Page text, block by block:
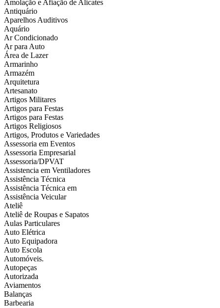
Amolação e Afiação de Alicates
Antiquário
Aparelhos Auditivos
Aquário
Ar Condicionado
Ar para Auto
Área de Lazer
Armarinho
Armazém
Arquitetura
Artesanato
Artigos Militares
Artigos para Festas
Artigos para Festas
Artigos Religiosos
Artigos, Produtos e Variedades
Assessoria em Eventos
Assessoria Empresarial
Assessoria/DPVAT
Assistencia em Ventiladores
Assistência Técnica
Assistência Técnica em
Assistência Veicular
Ateliê
Ateliê de Roupas e Sapatos
Aulas Particulares
Auto Elétrica
Auto Equipadora
Auto Escola
Automóveis.
Autopeças
Autorizada
Aviamentos
Balanças
Barbearia